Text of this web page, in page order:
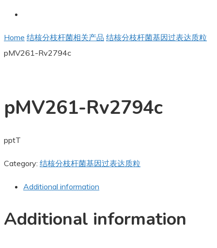
Home 结核分枝杆菌相关产品 结核分枝杆菌基因过表达质粒
pMV261-Rv2794c
pMV261-Rv2794c
pptT
Category: 结核分枝杆菌基因过表达质粒
Additional information
Additional information